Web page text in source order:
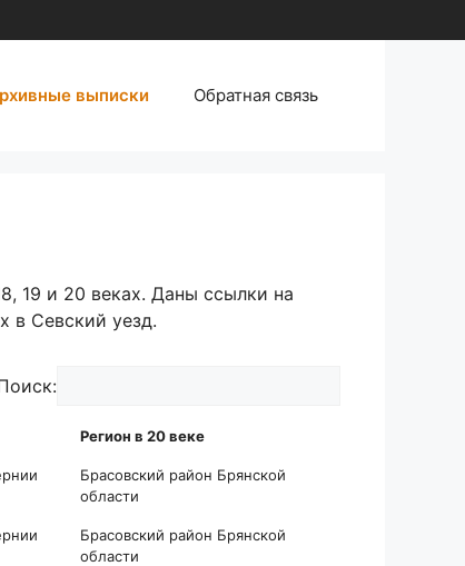
выписки Обратная связь
19 и 20 веках. Даны ссылки на
в Севский уезд.
Регион в 20 веке
Регион в 20 веке
Брасовский район Брянской
области
Брасовский район Брянской
области